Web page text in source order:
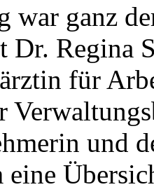
war ganz
Regina
für
und
eine